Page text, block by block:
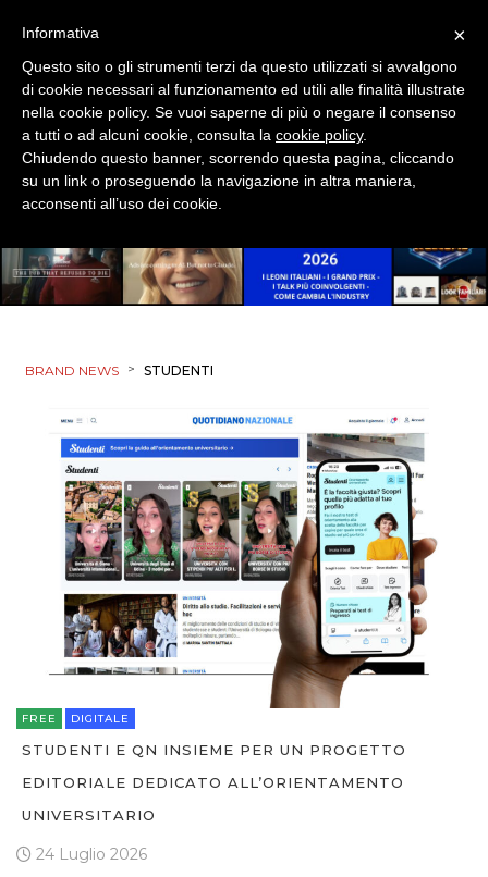
RADIO / AUDIO
TV
DATI
RICERCHE
PREVISIONI/SCENARI
NORMATIVE
TREND
CASE HISTORY
OPINIONI
BRAND NEWS > STUDENTI
FREE DIGITALE
STUDENTI E QN INSIEME PER UN PROGETTO
EDITORIALE DEDICATO ALL’ORIENTAMENTO
UNIVERSITARIO
24 Luglio 2026
×
Informativa
Questo sito o gli strumenti terzi da questo utilizzati si avvalgono
di cookie necessari al funzionamento ed utili alle finalità illustrate
nella cookie policy. Se vuoi saperne di più o negare il consenso
a tutti o ad alcuni cookie, consulta la cookie policy.
Chiudendo questo banner, scorrendo questa pagina, cliccando
su un link o proseguendo la navigazione in altra maniera,
acconsenti all’uso dei cookie.